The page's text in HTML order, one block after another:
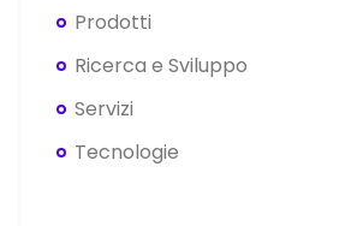
Prodotti
Ricerca e Sviluppo
Servizi
Tecnologie